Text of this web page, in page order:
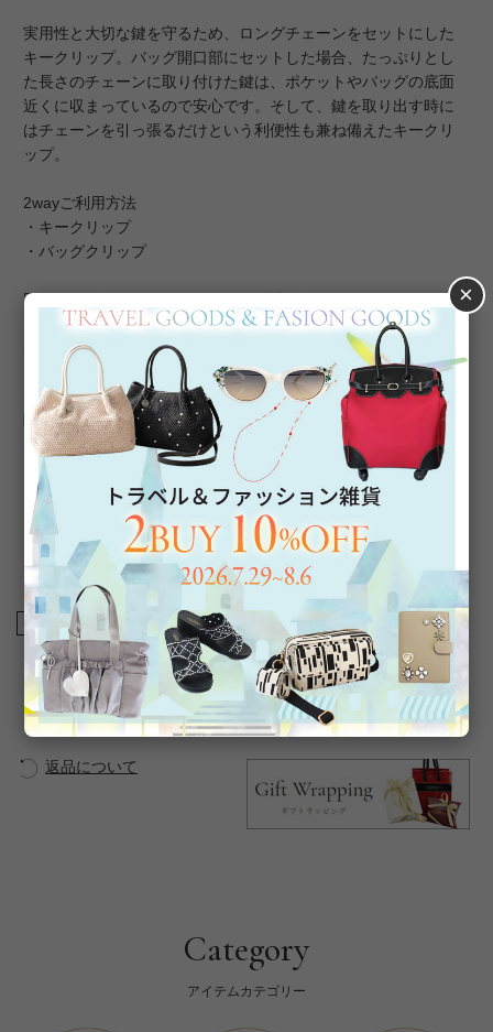
実用性と大切な鍵を守るため、ロングチェーンをセットにした
キークリップ。バッグ開口部にセットした場合、たっぷりとし
た長さのチェーンに取り付けた鍵は、ポケットやバッグの底面
近くに収まっているので安心です。そして、鍵を取り出す時に
はチェーンを引っ張るだけという利便性も兼ね備えたキークリ
ップ。
2wayご利用方法
・キークリップ
・バッグクリップ
同シリーズとなる2221060Gとのダブル使いもオススメです。
チェーンを取り外して、バッグのポイントにしていただくな
ど、さまざまな使い方をお楽しみいただける「おしゃれ小物」
です。外出中も愛猫と一緒にいたいと思う飼い主の方の願いを
叶えてくれるかのうようなキークリップは、ご自身用だけでは
なく、猫好きな方へのギフトとしてもオススメです。
【ギフトラッピングについて】
こちらの商品は簡易ラッピング対象商品です。
商品番号 2221061G
返品について
Category
アイテムカテゴリー
×